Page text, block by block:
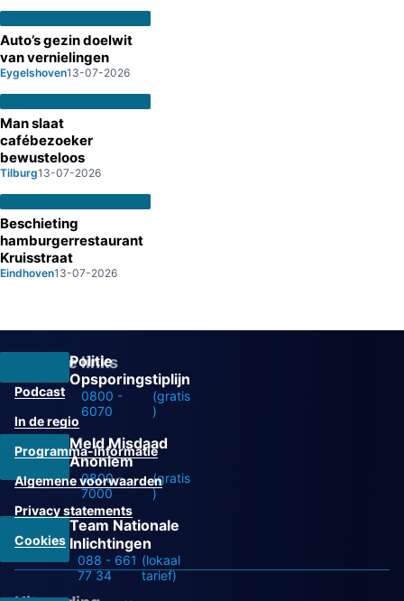
Auto’s gezin doelwit
van vernielingen
Eygelshoven13-07-2026
Man slaat
cafébezoeker
bewusteloos
Tilburg13-07-2026
Beschieting
hamburgerrestaurant
Kruisstraat
Eindhoven13-07-2026
Politie
Opsporingstiplijn
0800 -
6070
(gratis
)
Meld Misdaad
Anoniem
0800 -
7000
(gratis
)
Team Nationale
Inlichtingen
088 - 661
77 34
(lokaal
tarief)
Overige links
Podcast
In de regio
Programma-informatie
Algemene voorwaarden
Privacy statements
Cookies